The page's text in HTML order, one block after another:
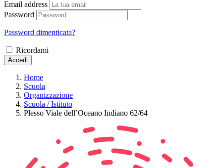
Email address
Password
Password dimenticata?
Ricordami
Accedi
Home
Scuola
Organizzazione
Scuola / Istituto
Plesso Viale dell’Oceano Indiano 62/64